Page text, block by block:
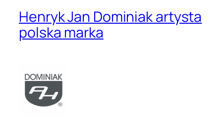
Henryk Jan Dominiak artysta
polska marka